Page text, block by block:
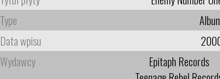
Type
Data wpisu
Wydawcy
Epitaph Records